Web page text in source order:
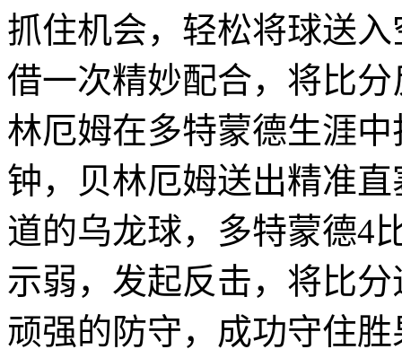
抓住机会，轻松将球送
借一次精妙配合，将比
林厄姆在多特蒙德生涯
钟，贝林厄姆送出精准
道的乌龙球，多特蒙德4
示弱，发起反击，将比
顽强的防守，成功守住